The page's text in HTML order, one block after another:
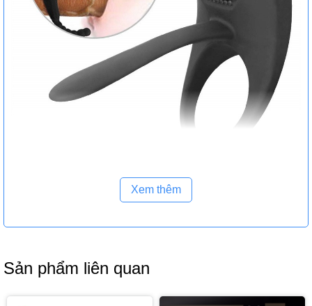
Xem thêm
Sản phẩm liên quan